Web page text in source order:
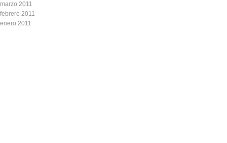
marzo 2011
febrero 2011
enero 2011